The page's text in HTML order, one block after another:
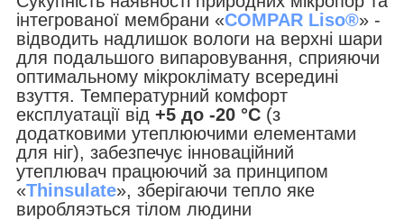
інтегрованої мембрани «COMPAR Liso®» -
відводить надлишок вологи на верхні шари
для подальшого випаровування, сприяючи
оптимальному мікроклімату всередині
взуття. Температурний комфорт
експлуатації від +5 до -20 °С (з
додатковими утеплюючими елементами
для ніг), забезпечує інноваційний
утеплювач працюючий за принципом
«Thinsulate», зберігаючи тепло яке
виробляэться тілом людини